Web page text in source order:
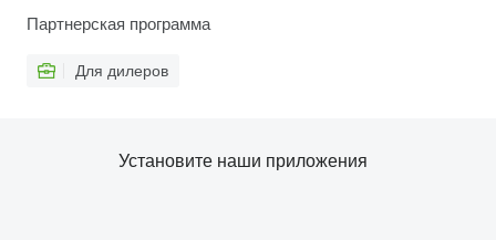
Партнерская программа
Для дилеров
Установите наши приложения